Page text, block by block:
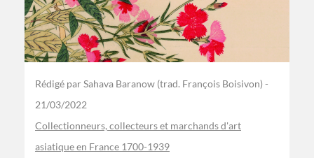
Rédigé par Sahava Baranow (trad. François Boisivon) -
21/03/2022
Collectionneurs, collecteurs et marchands d'art
asiatique en France 1700-1939